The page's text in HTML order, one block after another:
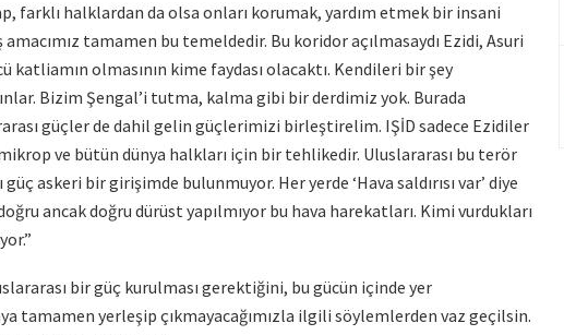
farklı halklardan da olsa onları korumak, yardım etmek bir insani
tamamen bu temeldedir. Bu koridor açılmasaydı Ezidi, Asuri
katliamın olmasının kime faydası olacaktı. Kendileri bir şey
Bizim Şengal’i tutma, kalma gibi bir derdimiz yok. Burada
güçler de dahil gelin güçlerimizi birleştirelim. IŞİD sadece Ezidiler
ve bütün dünya halkları için bir tehlikedir. Uluslararası bu terör
askeri bir girişimde bulunmuyor. Her yerde ‘Hava saldırısı var’ diye
ancak doğru dürüst yapılmıyor bu hava harekatları. Kimi vurdukları
bir güç kurulması gerektiğini, bu gücün içinde yer
tamamen yerleşip çıkmayacağımızla ilgili söylemlerden vaz geçilsin.